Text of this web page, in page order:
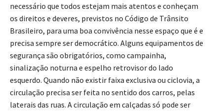
necessário que todos estejam mais atentos e conheçam
os direitos e deveres, previstos no Código de Trânsito
Brasileiro, para uma boa convivência nesse espaço que é e
precisa sempre ser democrático. Alguns equipamentos de
segurança são obrigatórios, como campainha,
sinalização noturna e espelho retrovisor do lado
esquerdo. Quando não existir faixa exclusiva ou ciclovia, a
circulação precisa ser feita no sentido dos carros, pelas
laterais das ruas. A circulação em calçadas só pode ser